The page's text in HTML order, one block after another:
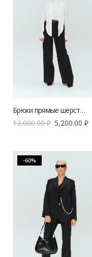
Брюки прямые шерстяные V|L
13,000.00₽ 5,200.00 ₽
-60%